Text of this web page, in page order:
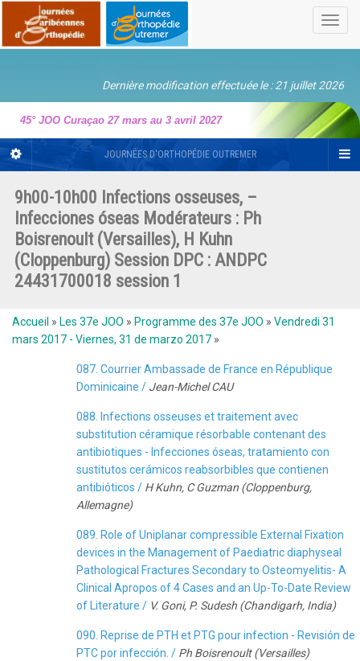
Dernière modification effectuée le : 21 juillet 2026
45° JOO Curaçao 27 mars au 3 avril 2027
JOURNÉES D'ORTHOPÉDIE OUTREMER
9h00-10h00 Infections osseuses, –
Infecciones óseas Modérateurs : Ph
Boisrenoult (Versailles), H Kuhn
(Cloppenburg) Session DPC : ANDPC
24431700018 session 1
Accueil » Les 37e JOO » Programme des 37e JOO » Vendredi 31
mars 2017 - Viernes, 31 de marzo 2017 »
087. Courrier Ambassade de France en République
Dominicaine / Jean-Michel CAU
088. Infections osseuses et traitement avec
substitution céramique résorbable contenant des
antibiotiques - Infecciones óseas, tratamiento con
sustitutos cerámicos reabsorbibles que contienen
antibióticos / H Kuhn, C Guzman (Cloppenburg,
Allemagne)
089. Role of Uniplanar compressible External Fixation
devices in the Management of Paediatric diaphyseal
Pathological Fractures Secondary to Osteomyelitis- A
Clinical Apropos of 4 Cases and an Up-To-Date Review
of Literature / V. Goni, P. Sudesh (Chandigarh, India)
090. Reprise de PTH et PTG pour infection - Revisión de
PTC por infección. / Ph Boisrenoult (Versailles)